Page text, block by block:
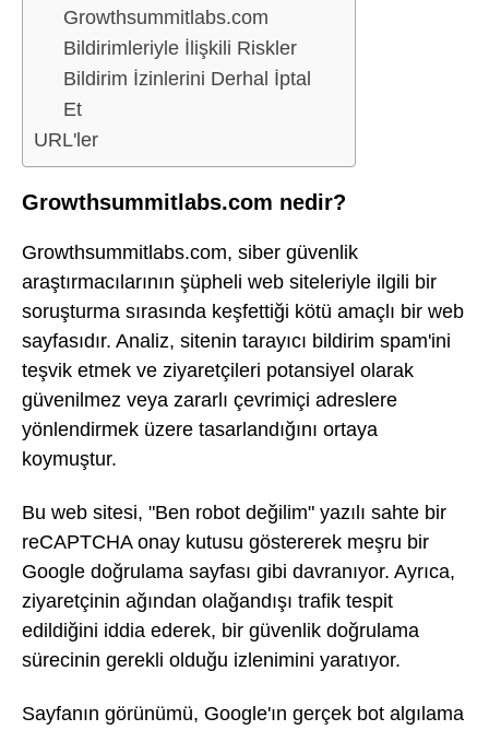
Growthsummitlabs.com
Bildirimleriyle İlişkili Riskler
Bildirim İzinlerini Derhal İptal
Et
URL'ler
Growthsummitlabs.com nedir?
Growthsummitlabs.com, siber güvenlik
araştırmacılarının şüpheli web siteleriyle ilgili bir
soruşturma sırasında keşfettiği kötü amaçlı bir web
sayfasıdır. Analiz, sitenin tarayıcı bildirim spam'ini
teşvik etmek ve ziyaretçileri potansiyel olarak
güvenilmez veya zararlı çevrimiçi adreslere
yönlendirmek üzere tasarlandığını ortaya
koymuştur.
Bu web sitesi, "Ben robot değilim" yazılı sahte bir
reCAPTCHA onay kutusu göstererek meşru bir
Google doğrulama sayfası gibi davranıyor. Ayrıca,
ziyaretçinin ağından olağandışı trafik tespit
edildiğini iddia ederek, bir güvenlik doğrulama
sürecinin gerekli olduğu izlenimini yaratıyor.
Sayfanın görünümü, Google'ın gerçek bot algılama